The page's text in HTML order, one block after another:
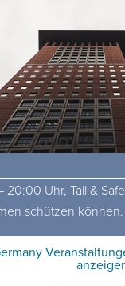
20:00 Uhr, Tall &
schützen können.